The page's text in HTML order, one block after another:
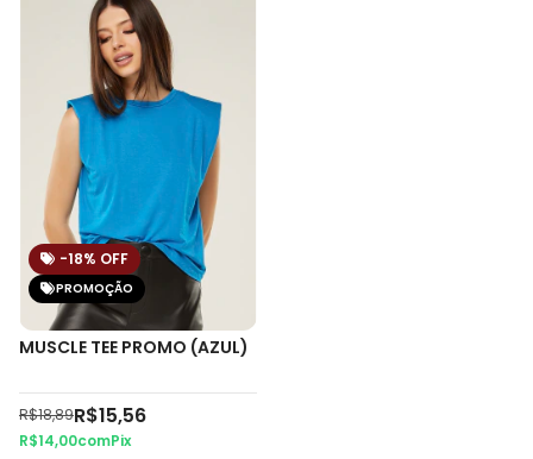
MUSCLE TEE PROMO (AZUL)
-18% OFF
PROMOÇÃO
R$18,89R$15,56
R$14,00comPix